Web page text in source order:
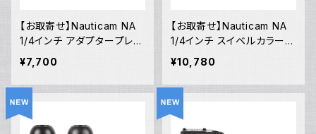
【お取寄せ】Nauticam NA
1/4インチ アダプタープレー
ト [21822]
¥7,700
【お取寄せ】Nauticam NA
1/4インチ スイベルカラー
[21821]
¥10,780